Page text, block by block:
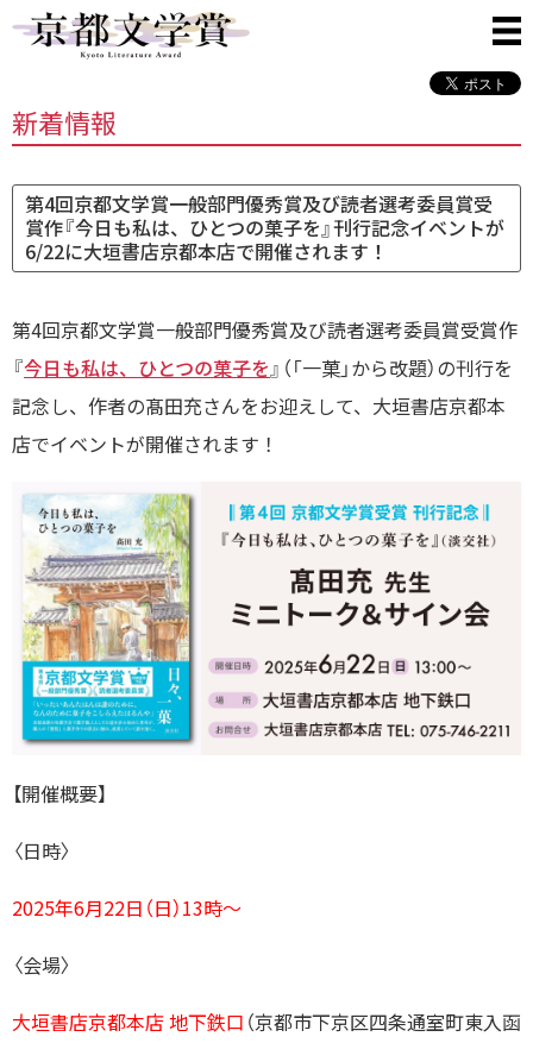
新着情報
第4回京都文学賞一般部門優秀賞及び読者選考委員賞受
賞作『今日も私は、ひとつの菓子を』刊行記念イベントが
6/22に大垣書店京都本店で開催されます！
第4回京都文学賞一般部門優秀賞及び読者選考委員賞受賞作
『今日も私は、ひとつの菓子を』（「一菓」から改題）の刊行を
記念し、作者の髙田充さんをお迎えして、大垣書店京都本
店でイベントが開催されます！
【開催概要】
〈日時〉
2025年6月22日（日）13時～
〈会場〉
大垣書店京都本店 地下鉄口 （京都市下京区四条通室町東入函